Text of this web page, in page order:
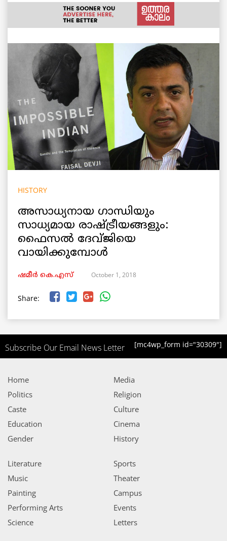
HISTORY
അസാധ്യനായ ഗാന്ധിയും
സാധ്യമായ രാഷ്ട്രീയങ്ങളും:
ഫൈസൽ ദേവ്ജിയെ
വായിക്കുമ്പോൾ
ഷമീര്‍ കെ.എസ് October 1, 2018
Share:
Subscribe Our Email News Letter [mc4wp_form id="30309"]
Home
Politics
Caste
Education
Gender
Media
Religion
Culture
Cinema
History
Literature
Music
Painting
Performing Arts
Science
Sports
Theater
Campus
Events
Letters